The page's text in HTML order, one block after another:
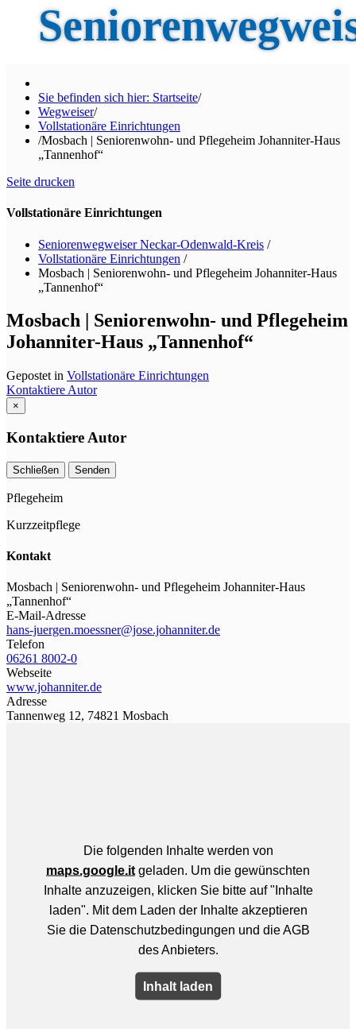
Sie befinden sich hier: Startseite/
Wegweiser/
Vollstationäre Einrichtungen
/Mosbach | Seniorenwohn- und Pflegeheim Johanniter-Haus
„Tannenhof“
Seite drucken
Vollstationäre Einrichtungen
Seniorenwegweiser Neckar-Odenwald-Kreis /
Vollstationäre Einrichtungen /
Mosbach | Seniorenwohn- und Pflegeheim Johanniter-Haus
„Tannenhof“
Mosbach | Seniorenwohn- und Pflegeheim
Johanniter-Haus „Tannenhof“
Gepostet in Vollstationäre Einrichtungen
Kontaktiere Autor
×
Kontaktiere Autor
Schließen Senden
Pflegeheim
Kurzzeitpflege
Kontakt
Mosbach | Seniorenwohn- und Pflegeheim Johanniter-Haus
„Tannenhof“
E-Mail-Adresse
hans-juergen.moessner@jose.johanniter.de
Telefon
06261 8002-0
Webseite
www.johanniter.de
Adresse
Tannenweg 12, 74821 Mosbach